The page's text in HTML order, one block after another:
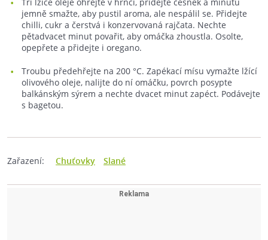
jemně smažte, aby pustil aroma, ale nespálil se. Přidejte
chilli, cukr a čerstvá i konzervovaná rajčata. Nechte
pětadvacet minut povařit, aby omáčka zhoustla. Osolte,
opepřete a přidejte i oregano.
Troubu předehřejte na 200 °C. Zapékací mísu vymažte lžící
olivového oleje, nalijte do ní omáčku, povrch posypte
balkánským sýrem a nechte dvacet minut zapéct. Podávejte
s bagetou.
Zařazení: Chuťovky Slané